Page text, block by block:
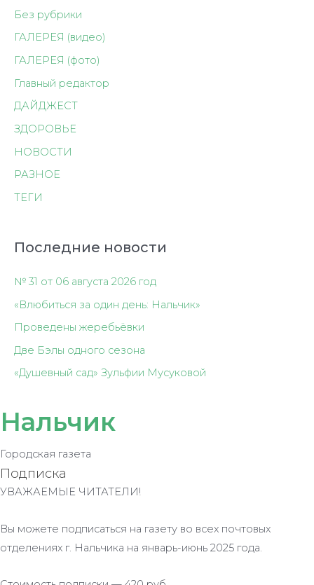
Без рубрики
ГАЛЕРЕЯ (видео)
ГАЛЕРЕЯ (фото)
Главный редактор
ДАЙДЖЕСТ
ЗДОРОВЬЕ
НОВОСТИ
РАЗНОЕ
ТЕГИ
Последние новости
№ 31 от 06 августа 2026 год
«Влюбиться за один день: Нальчик»
Проведены жеребьёвки
Две Бэлы одного сезона
«Душевный сад» Зульфии Мусуковой
Нальчик
Городская газета
Подписка
УВАЖАЕМЫЕ ЧИТАТЕЛИ!
Вы можете подписаться на газету во всех почтовых
отделениях г. Нальчика на январь-июнь 2025 года.